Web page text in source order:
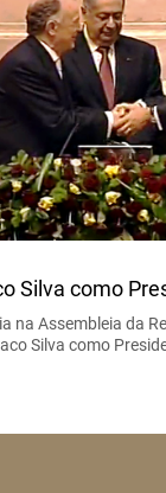
Silva como
na Assembleia da
Silva como